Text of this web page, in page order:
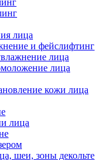
лица
и фейслифтинг
лица
лица
кожи лица
лица
шеи, зоны декольте